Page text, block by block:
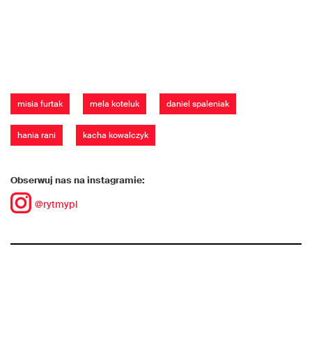
misia furtak mela koteluk daniel spaleniak
hania rani kacha kowalczyk
Obserwuj nas na instagramie:
@rytmypl